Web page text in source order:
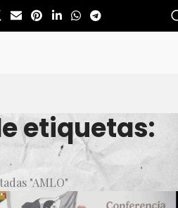
etiquetas:
"AMLO"